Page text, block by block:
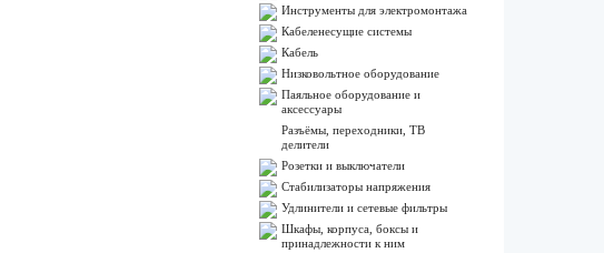
Инструменты для электромонтажа
Кабеленесущие системы
Кабель
Низковольтное оборудование
Паяльное оборудование и
аксессуары
Разъёмы, переходники, ТВ
делители
Розетки и выключатели
Стабилизаторы напряжения
Удлинители и сетевые фильтры
Шкафы, корпуса, боксы и
принадлежности к ним